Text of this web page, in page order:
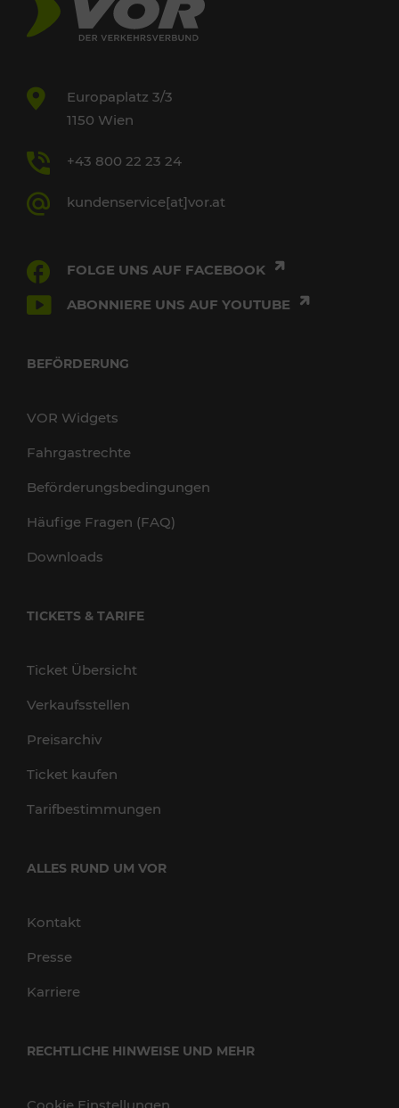
Europaplatz 3/3
1150 Wien
+43 800 22 23 24
kundenservice[at]vor.at
FOLGE UNS AUF FACEBOOK
ABONNIERE UNS AUF YOUTUBE
BEFÖRDERUNG
VOR Widgets
Fahrgastrechte
Beförderungsbedingungen
Häufige Fragen (FAQ)
Downloads
TICKETS & TARIFE
Ticket Übersicht
Verkaufsstellen
Preisarchiv
Ticket kaufen
Tarifbestimmungen
ALLES RUND UM VOR
Kontakt
Presse
Karriere
RECHTLICHE HINWEISE UND MEHR